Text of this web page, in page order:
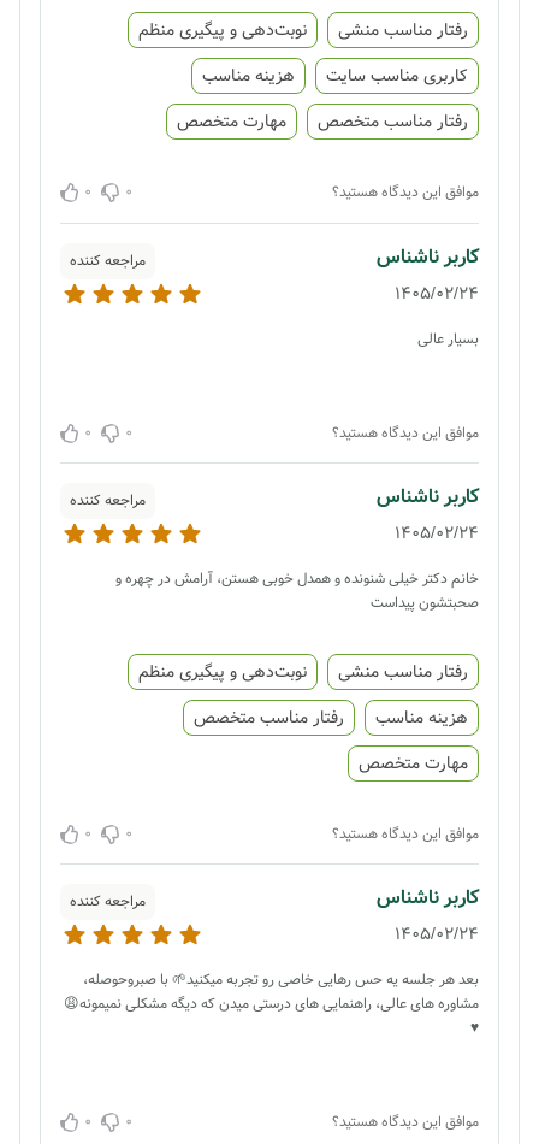
رفتار مناسب منشی
نوبت‌دهی و پیگیری منظم
کاربری مناسب سایت
هزینه مناسب
رفتار مناسب متخصص
مهارت متخصص
موافق این دیدگاه هستید؟ 0
0
کاربر ناشناس مراجعه کننده
1405/02/24
بسیار عالی
موافق این دیدگاه هستید؟ 0
0
کاربر ناشناس مراجعه کننده
1405/02/24
خانم دکتر خیلی شنونده و همدل خوبی هستن، آرامش در چهره و
صحبتشون پیداست
رفتار مناسب منشی
نوبت‌دهی و پیگیری منظم
هزینه مناسب
رفتار مناسب متخصص
مهارت متخصص
موافق این دیدگاه هستید؟ 0
0
کاربر ناشناس مراجعه کننده
1405/02/24
بعد هر جلسه یه حس رهایی خاصی رو تجربه میکنید🌱 با صبروحوصله،
مشاوره های عالی، راهنمایی های درستی میدن که دیگه مشکلی نمیمونه😩
♥️
موافق این دیدگاه هستید؟ 0
0